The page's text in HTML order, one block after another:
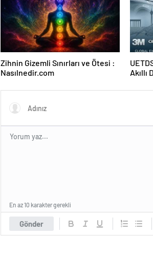
Zihnin Gizemli Sınırları ve Ötesi :
Nasılnedir.com
Akıllı
Gönder
En az 10 karakter gerekli